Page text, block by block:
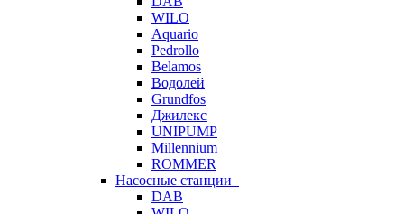
WILO
Aquario
Pedrollo
Belamos
Водолей
Grundfos
Джилекс
UNIPUMP
Millennium
ROMMER
Насосные станции
DAB